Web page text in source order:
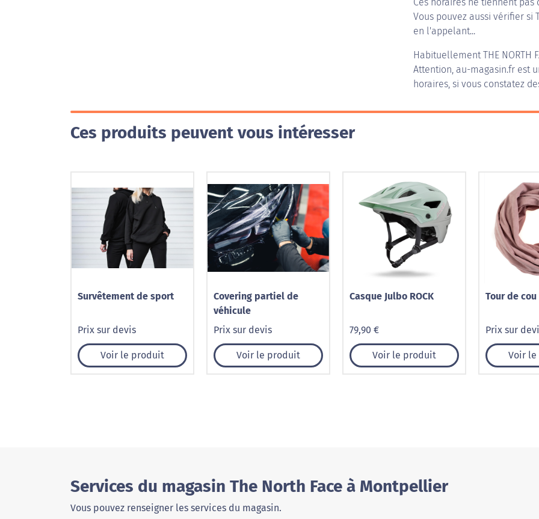
Vous pouvez aussi vérifier
en l'appelant...
HabituellementTHE NORTH
Attention, au-magasin.fr est
horaires, si vous constatez
Ces produits peuvent vous intéresser
Survêtement de sport
Prix sur devis
Voir le produit
Covering partiel de
véhicule
Prix sur devis
Voir le produit
Casque Julbo ROCK
79,90 €
Voir le produit
Tour de
Prix sur
Voir
Services du magasin The North Face à Montpellier
Vous pouvez renseigner les services du magasin.